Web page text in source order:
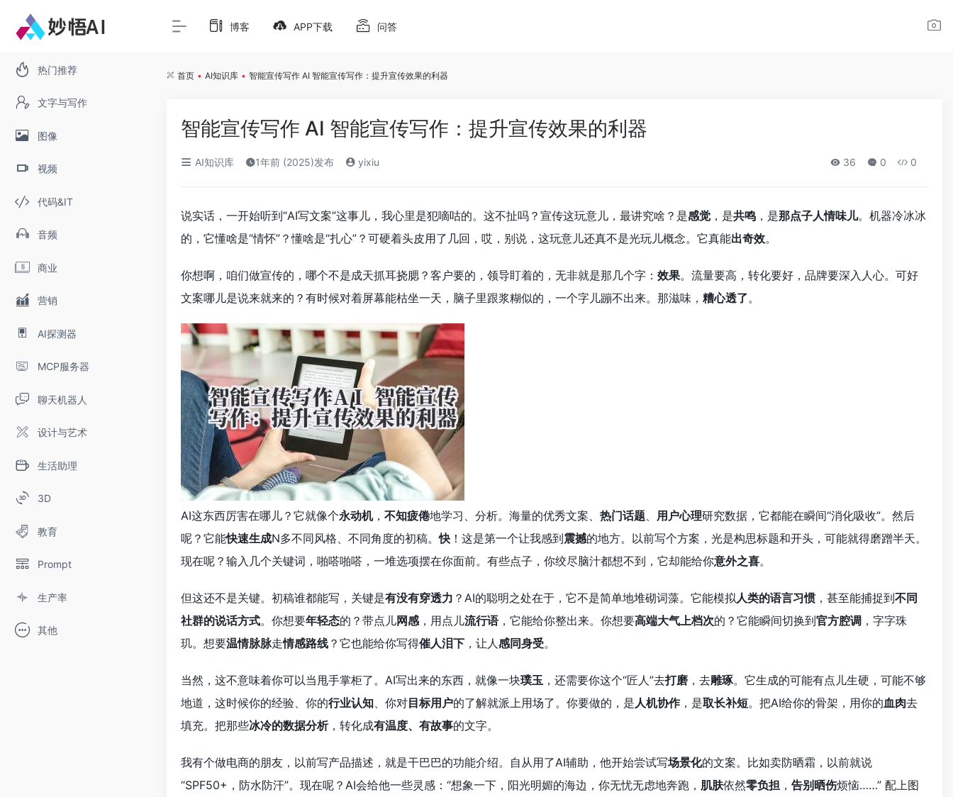
热门推荐
文字与写作
图像
视频
代码&IT
音频
商业
营销
AI探测器
MCP服务器
聊天机器人
设计与艺术
生活助理
3D
教育
Prompt
生产率
其他
博客 APP下载 问答
首页 • AI知识库 • 智能宣传写作 AI 智能宣传写作：提升宣传效果的利器
智能宣传写作 AI 智能宣传写作：提升宣传效果的利器
AI知识库 1年前 (2025)发布 yixiu 36 0 0
说实话，一开始听到“AI写文案”这事儿，我心里是犯嘀咕的。这不扯吗？宣传这玩意儿，最讲究啥？是感觉 ，是共鸣 ，是那点子人情味儿。机器冷冰冰
的，它懂啥是“情怀”？懂啥是“扎心”？可硬着头皮用了几回，哎，别说，这玩意儿还真不是光玩儿概念。它真能出奇效。
你想啊，咱们做宣传的，哪个不是成天抓耳挠腮？客户要的，领导盯着的，无非就是那几个字： 效果。流量要高，转化要好，品牌要深入人心。可好
文案哪儿是说来就来的？有时候对着屏幕能枯坐一天，脑子里跟浆糊似的，一个字儿蹦不出来。那滋味， 糟心透了。
AI这东西厉害在哪儿？它就像个永动机， 不知疲倦地学习、分析。海量的优秀文案、 热门话题、 用户心理研究数据，它都能在瞬间“消化吸收”。然后
呢？它能快速生成N多不同风格、不同角度的初稿。快 ！这是第一个让我感到震撼的地方。以前写个方案，光是构思标题和开头，可能就得磨蹭半天。
现在呢？输入几个关键词，啪嗒啪嗒，一堆选项摆在你面前。有些点子，你绞尽脑汁都想不到，它却能给你意外之喜。
但这还不是关键。初稿谁都能写，关键是有没有穿透力 ？AI的聪明之处在于，它不是简单地堆砌词藻。它能模拟人类的语言习惯 ，甚至能捕捉到不同
社群的说话方式。你想要年轻态的？带点儿网感，用点儿流行语，它能给你整出来。你想要高端大气上档次的？它能瞬间切换到官方腔调 ，字字珠
玑。想要温情脉脉走情感路线 ？它也能给你写得催人泪下 ，让人感同身受。
当然，这不意味着你可以当甩手掌柜了。AI写出来的东西，就像一块璞玉 ，还需要你这个“匠人”去打磨 ，去雕琢。它生成的可能有点儿生硬，可能不够
地道，这时候你的经验、你的行业认知、你对目标用户的了解就派上用场了。你要做的，是人机协作，是取长补短。把AI给你的骨架，用你的血肉去
填充。把那些冰冷的数据分析，转化成有温度、有故事的文字。
我有个做电商的朋友，以前写产品描述，就是干巴巴的功能介绍。自从用了AI辅助，他开始尝试写场景化的文案。比如卖防晒霜，以前就说
“SPF50+，防水防汗”。现在呢？AI会给他一些灵感：“想象一下，阳光明媚的海边，你无忧无虑地奔跑， 肌肤依然零负担 ， 告别晒伤烦恼……” 配上图